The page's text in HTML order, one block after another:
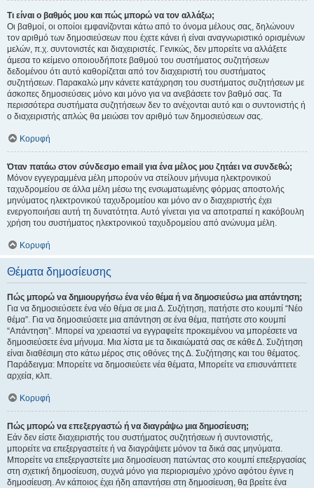
Τι είναι ο βαθμός μου και πώς μπορώ να τον αλλάξω;
Οι βαθμοί, οι οποίοι εμφανίζονται κάτω από το όνομα μέλους σας, δηλώνουν
τον αριθμό των δημοσιεύσεων που έχετε κάνει ή είναι αναγνωριστικό ορισμένων
μελών, π.χ. συντονιστές και διαχειριστές. Γενικώς, δεν μπορείτε να αλλάξετε
άμεσα το κείμενο οποιουδήποτε βαθμού του συστήματος συζητήσεων
δεδομένου ότι αυτό καθορίζεται από τον διαχειριστή του συστήματος
συζητήσεων. Παρακαλώ μην κάνετε κατάχρηση του συστήματος συζητήσεων με
άσκοπες δημοσιεύσεις μόνο και μόνο για να ανεβάσετε τον βαθμό σας. Τα
περισσότερα συστήματα συζητήσεων δεν το ανέχονται αυτό και ο συντονιστής ή
ο διαχειριστής απλώς θα μειώσει τον αριθμό των δημοσιεύσεων σας.
Κορυφή
Όταν πατάω στον σύνδεσμο email για ένα μέλος μου ζητάει να συνδεθώ;
Μόνον εγγεγραμμένα μέλη μπορούν να στείλουν μήνυμα ηλεκτρονικού
ταχυδρομείου σε άλλα μέλη μέσω της ενσωματωμένης φόρμας αποστολής
μηνύματος ηλεκτρονικού ταχυδρομείου και μόνο αν ο διαχειριστής έχει
ενεργοποιήσει αυτή τη δυνατότητα. Αυτό γίνεται για να αποτραπεί η κακόβουλη
χρήση του συστήματος ηλεκτρονικού ταχυδρομείου από ανώνυμα μέλη.
Κορυφή
Θέματα δημοσίευσης
Πώς μπορώ να δημιουργήσω ένα νέο θέμα ή να δημοσιεύσω μια απάντηση;
Για να δημοσιεύσετε ένα νέο θέμα σε μια Δ. Συζήτηση, πατήστε στο κουμπί “Νέο
θέμα”. Για να δημοσιεύσετε μια απάντηση σε ένα θέμα, πατήστε στο κουμπί
“Απάντηση”. Μπορεί να χρειαστεί να εγγραφείτε προκειμένου να μπορέσετε να
δημοσιεύσετε ένα μήνυμα. Μια λίστα με τα δικαιώματά σας σε κάθε Δ. Συζήτηση
είναι διαθέσιμη στο κάτω μέρος στις οθόνες της Δ. Συζήτησης και του θέματος.
Παράδειγμα: Μπορείτε να δημοσιεύετε νέα θέματα, Μπορείτε να επισυνάπτετε
αρχεία, κλπ.
Κορυφή
Πώς μπορώ να επεξεργαστώ ή να διαγράψω μια δημοσίευση;
Εάν δεν είστε διαχειριστής του συστήματος συζητήσεων ή συντονιστής,
μπορείτε να επεξεργαστείτε ή να διαγράψετε μόνον τα δικά σας μηνύματα.
Μπορείτε να επεξεργαστείτε μια δημοσίευση πατώντας στο κουμπί επεξεργασίας
στη σχετική δημοσίευση, συχνά μόνο για περιορισμένο χρόνο αφότου έγινε η
δημοσίευση. Αν κάποιος έχει ήδη απαντήσει στη δημοσίευση, θα βρείτε ένα